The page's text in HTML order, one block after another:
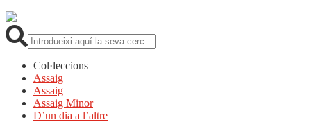
Col·leccions
Assaig
Assaig
Assaig Minor
D’un dia a l’altre